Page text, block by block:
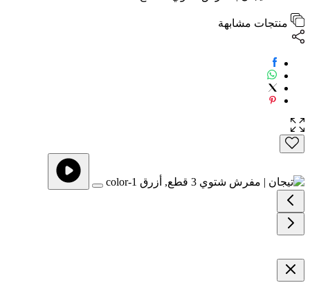
منتجات مشابهة